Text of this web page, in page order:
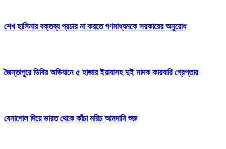
শেখ হাসিনার বক্তব্য প্রচার না করতে গণমাধ্যমকে সরকারের অনুরোধ
জৈন্তাপুরে ডিবির অভিযানে ৫ হাজার ইয়াবাসহ দুই মাদক কারবারি গ্রেপ্তার
বেনাপোল দিয়ে ভারত থেকে কাঁচা মরিচ আমদানি শুরু